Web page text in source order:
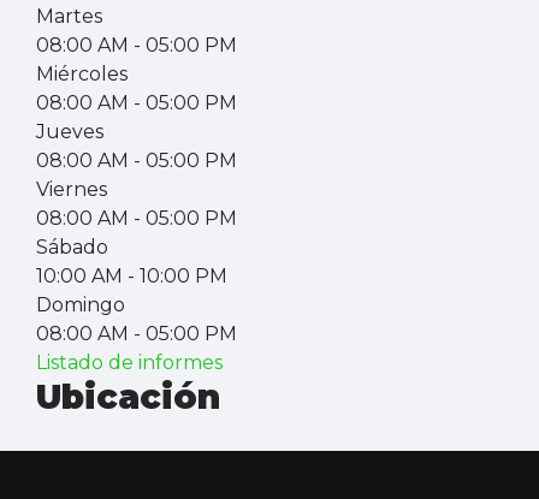
Martes
08:00 AM - 05:00 PM
Miércoles
08:00 AM - 05:00 PM
Jueves
08:00 AM - 05:00 PM
Viernes
08:00 AM - 05:00 PM
Sábado
10:00 AM - 10:00 PM
Domingo
08:00 AM - 05:00 PM
Listado de informes
Ubicación